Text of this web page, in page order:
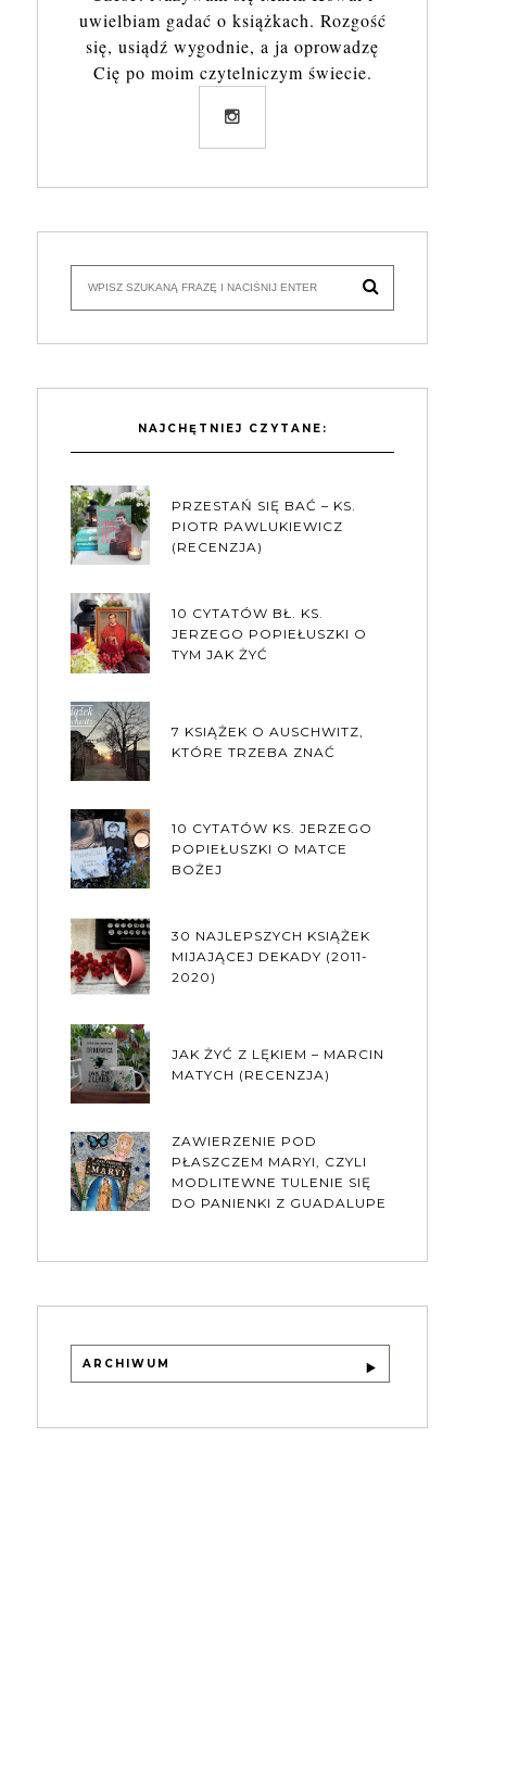
uwielbiam gadać o książkach. Rozgość
się, usiądź wygodnie, a ja oprowadzę
Cię po moim czytelniczym świecie.
NAJCHĘTNIEJ CZYTANE:
PRZESTAŃ SIĘ BAĆ – KS.
PIOTR PAWLUKIEWICZ
(RECENZJA)
10 CYTATÓW BŁ. KS.
JERZEGO POPIEŁUSZKI O
TYM JAK ŻYĆ
7 KSIĄŻEK O AUSCHWITZ,
KTÓRE TRZEBA ZNAĆ
10 CYTATÓW KS. JERZEGO
POPIEŁUSZKI O MATCE
BOŻEJ
30 NAJLEPSZYCH KSIĄŻEK
MIJAJĄCEJ DEKADY (2011-
2020)
JAK ŻYĆ Z LĘKIEM – MARCIN
MATYCH (RECENZJA)
ZAWIERZENIE POD
PŁASZCZEM MARYI, CZYLI
MODLITEWNE TULENIE SIĘ
DO PANIENKI Z GUADALUPE
ARCHIWUM